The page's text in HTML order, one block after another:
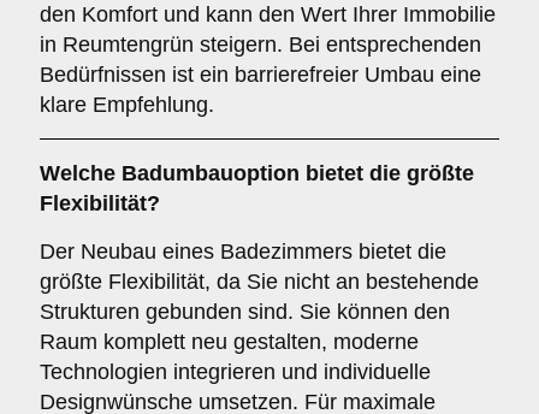
den Komfort und kann den Wert Ihrer Immobilie
in Reumtengrün steigern. Bei entsprechenden
Bedürfnissen ist ein barrierefreier Umbau eine
klare Empfehlung.
Welche Badumbauoption bietet die größte
Flexibilität?
Der Neubau eines Badezimmers bietet die
größte Flexibilität, da Sie nicht an bestehende
Strukturen gebunden sind. Sie können den
Raum komplett neu gestalten, moderne
Technologien integrieren und individuelle
Designwünsche umsetzen. Für maximale